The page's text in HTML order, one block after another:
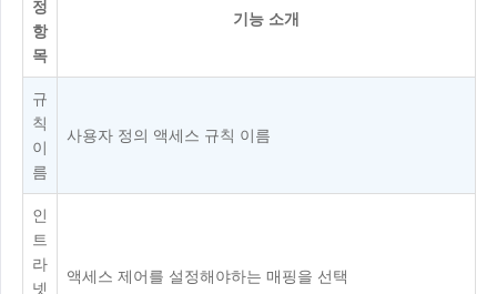
정
항
목
기능 소개
규
칙
이
름
사용자 정의 액세스 규칙 이름
인
트
라
넷
액세스 제어를 설정해야하는 매핑을 선택